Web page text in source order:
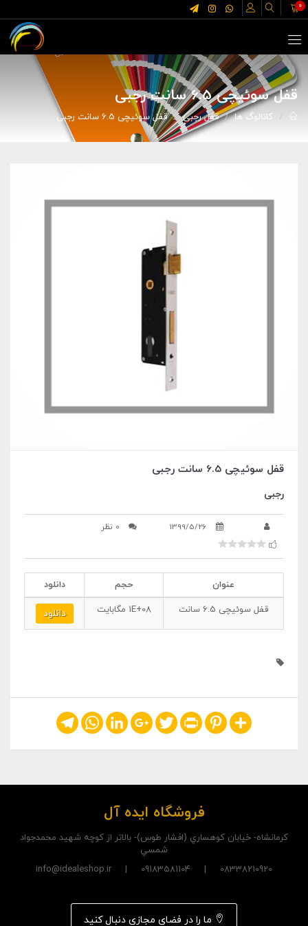
0
قفل سوئیچی 6.5 سانت رجبی
کاتالوگ ها قفل رجبی قفل سوئیچی 6.5 سانت رجبی
قفل سوئیچی 6.5 سانت رجبی
رجبی
1399/5/26 0 نظر
عنوان حجم
دانلود
قفل سوئیچی 6.5 سانت
1E+08 مگابایت دانلود
Share
Pinterest
Print
Twitter
Google+
LinkedIn
WhatsApp
Telegram
فروشگاه ایده آل
کرمانشاه- خيابان کوهساري (افشار طوس)- بالاتر از کوچه شهيد محمدجواد
شمسي
08338210920 | 09183581104 | info@idealeshop.ir
ما را در فضای مجازی دنبال کنید